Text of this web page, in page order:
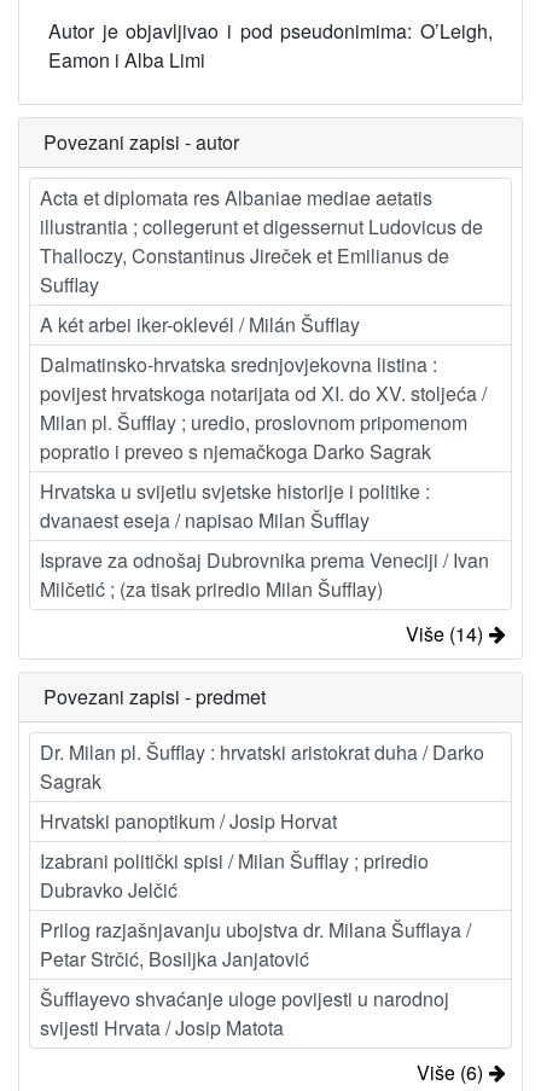
Autor je objavljivao i pod pseudonimima: O’Leigh,
Eamon i Alba Limi
Povezani zapisi - autor
Acta et diplomata res Albaniae mediae aetatis
illustrantia ; collegerunt et digessernut Ludovicus de
Thalloczy, Constantinus Jireček et Emilianus de
Sufflay
A két arbei iker-oklevél / Milán Šufflay
Dalmatinsko-hrvatska srednjovjekovna listina :
povijest hrvatskoga notarijata od XI. do XV. stoljeća /
Milan pl. Šufflay ; uredio, proslovnom pripomenom
popratio i preveo s njemačkoga Darko Sagrak
Hrvatska u svijetlu svjetske historije i politike :
dvanaest eseja / napisao Milan Šufflay
Isprave za odnošaj Dubrovnika prema Veneciji / Ivan
Milčetić ; (za tisak priredio Milan Šufflay)
Više (14)
Povezani zapisi - predmet
Dr. Milan pl. Šufflay : hrvatski aristokrat duha / Darko
Sagrak
Hrvatski panoptikum / Josip Horvat
Izabrani politički spisi / Milan Šufflay ; priredio
Dubravko Jelčić
Prilog razjašnjavanju ubojstva dr. Milana Šufflaya /
Petar Strčić, Bosiljka Janjatović
Šufflayevo shvaćanje uloge povijesti u narodnoj
svijesti Hrvata / Josip Matota
Više (6)